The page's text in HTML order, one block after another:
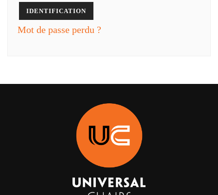
IDENTIFICATION
Mot de passe perdu ?